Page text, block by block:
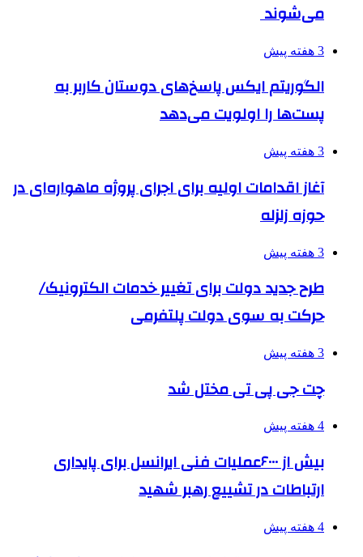
می‌شوند
3 هفته پیش
الگوریتم ایکس پاسخ‌های دوستان کاربر به
پست‌ها را اولویت می‌دهد
3 هفته پیش
آغاز اقدامات اولیه برای اجرای پروژه ماهواره‌ای در
حوزه زلزله
3 هفته پیش
طرح جدید دولت برای تغییر خدمات الکترونیک/
حرکت به سوی دولت پلتفرمی
3 هفته پیش
چت جی پی تی مختل شد
4 هفته پیش
بیش از ۶۰۰۰عملیات فنی ایرانسل برای پایداری
ارتباطات در تشییع رهبر شهید
4 هفته پیش